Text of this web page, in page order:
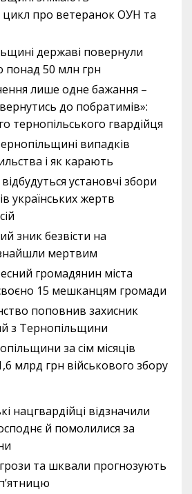
цикл про ветеранок ОУН та
державі повернули
понад 50 млн грн
лише одне бажання –
до побратимів»:
тернопільського гвардійця
випадків
і як карають
установчі збори
українських жертв
зник безвісти на
мертвим
громадянин міста
15 мешканцям громади
поповнив захисник
з Тернопільщини
за сім місяців
млрд грн військового збору
нацгвардійці відзначили
й помолилися за
та шквали прогнозують